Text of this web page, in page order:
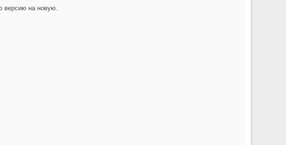
версию на новую.